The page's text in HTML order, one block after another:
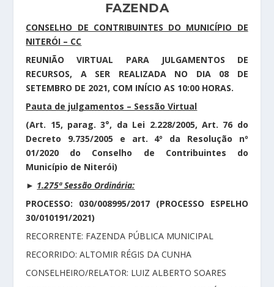
FAZENDA
CONSELHO DE CONTRIBUINTES DO MUNICÍPIO DE
NITERÓI – CC
REUNIÃO VIRTUAL PARA JULGAMENTOS DE
RECURSOS, A SER REALIZADA NO DIA 08 DE
SETEMBRO DE 2021, COM INÍCIO AS 10:00 HORAS.
Pauta de julgamentos – Sessão Virtual
(Art. 15, parag. 3°, da Lei 2.228/2005, Art. 76 do
Decreto 9.735/2005 e art. 4º da Resolução nº
01/2020 do Conselho de Contribuintes do
Município de Niterói)
► 1.275ª Sessão Ordinária:
PROCESSO: 030/008995/2017 (PROCESSO ESPELHO
30/010191/2021)
RECORRENTE: FAZENDA PÚBLICA MUNICIPAL
RECORRIDO: ALTOMIR RÉGIS DA CUNHA
CONSELHEIRO/RELATOR: LUIZ ALBERTO SOARES